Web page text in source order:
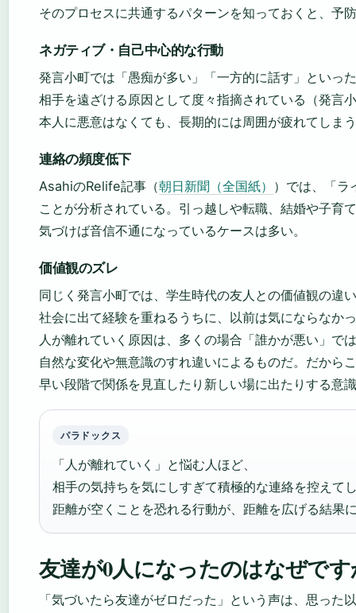
そのプロセスに共通するパターンを知っておくと、予
ネガティブ・自己中心的な行動
発言小町では「愚痴が多い」「一方的に話す」といっ
相手を遠ざける原因として度々指摘されている（発言
本人に悪意はなくても、長期的には周囲が疲れてしま
連絡の頻度低下
AsahiのRelife記事（朝日新聞（全国紙） ）では、「ラ
ことが分析されている。引っ越しや転職、結婚や子育
気づけば音信不通になっているケースは多い。
価値観のズレ
同じく発言小町では、学生時代の友人との価値観の違
社会に出て経験を重ねるうちに、以前は気にならなか
人が離れていく原因は、多くの場合「誰かが悪い」で
自然な変化や無意識のすれ違いによるものだ。だから
早い段階で関係を見直したり新しい場に出たりする意
パラドックス
「人が離れていく」と悩む人ほど、
相手の気持ちを気にしすぎて積極的な連絡を控えて
距離が空くことを恐れる行動が、距離を広げる結果
友達が0人になったのはなぜで
「気づいたら友達がゼロだった」という声は、思った